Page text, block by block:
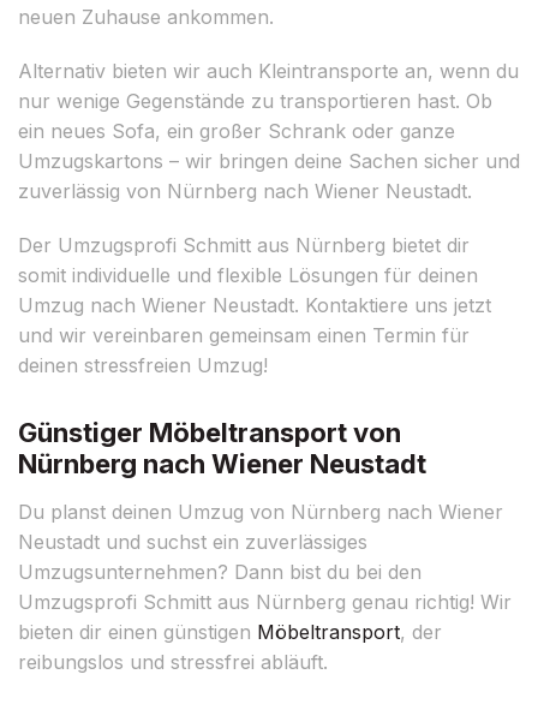
neuen Zuhause ankommen.
Alternativ bieten wir auch Kleintransporte an, wenn du
nur wenige Gegenstände zu transportieren hast. Ob
ein neues Sofa, ein großer Schrank oder ganze
Umzugskartons – wir bringen deine Sachen sicher und
zuverlässig von Nürnberg nach Wiener Neustadt.
Der Umzugsprofi Schmitt aus Nürnberg bietet dir
somit individuelle und flexible Lösungen für deinen
Umzug nach Wiener Neustadt. Kontaktiere uns jetzt
und wir vereinbaren gemeinsam einen Termin für
deinen stressfreien Umzug!
Günstiger Möbeltransport von
Nürnberg nach Wiener Neustadt
Du planst deinen Umzug von Nürnberg nach Wiener
Neustadt und suchst ein zuverlässiges
Umzugsunternehmen? Dann bist du bei den
Umzugsprofi Schmitt aus Nürnberg genau richtig! Wir
bieten dir einen günstigen Möbeltransport, der
reibungslos und stressfrei abläuft.